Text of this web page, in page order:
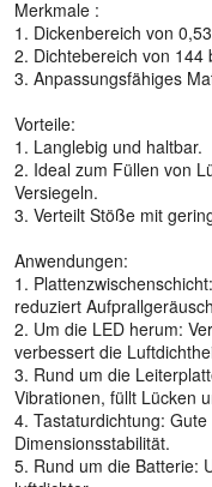
Merkmale :
1. Dickenbereich von
2. Dichtebereich von 144
3. Anpassungsfähiges
Vorteile:
1. Langlebig und haltbar.
2. Ideal zum Füllen von
Versiegeln.
3. Verteilt Stöße mit
Anwendungen:
1.
reduziert
2. Um die LED herum:
verbessert die
3. Rund um die
Vibrationen, füllt Lücken
4. Tastaturdichtung:
Dimensionsstabilität.
5. Rund um die Batterie: